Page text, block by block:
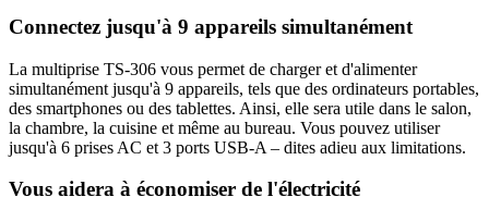
Connectez jusqu'à 9 appareils simultanément
La multiprise TS-306 vous permet de charger et d'alimenter
simultanément jusqu'à 9 appareils, tels que des ordinateurs portables,
des smartphones ou des tablettes. Ainsi, elle sera utile dans le salon,
la chambre, la cuisine et même au bureau. Vous pouvez utiliser
jusqu'à 6 prises AC et 3 ports USB-A – dites adieu aux limitations.
Vous aidera à économiser de l'électricité